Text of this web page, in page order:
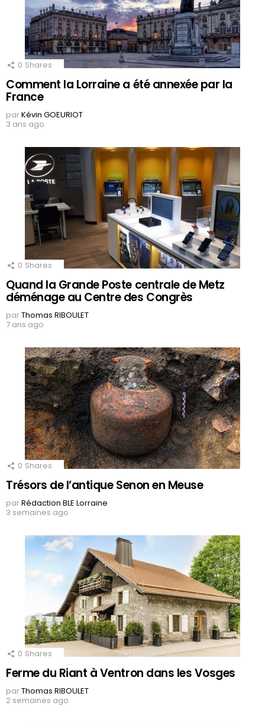
0 Shares
Comment la Lorraine a été annexée par la
France
parKévin GOEURIOT
3 ans ago
0 Shares
Quand la Grande Poste centrale de Metz
déménage au Centre des Congrès
parThomas RIBOULET
7 ans ago
0 Shares
Trésors de l’antique Senon en Meuse
parRédaction BLE Lorraine
3 semaines ago
0 Shares
Ferme du Riant à Ventron dans les Vosges
parThomas RIBOULET
2 semaines ago